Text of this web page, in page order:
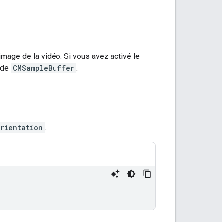
de la vidéo. Si vous avez activé le
CMSampleBuffer .
.